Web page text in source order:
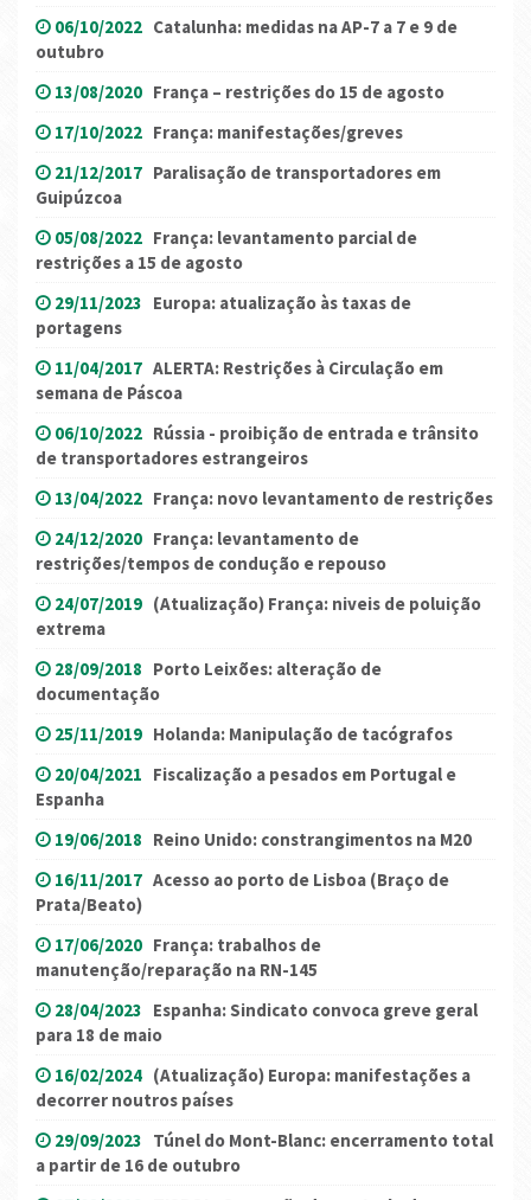
06/10/2022 Catalunha: medidas na AP-7 a 7 e 9 de
outubro
13/08/2020 França – restrições do 15 de agosto
17/10/2022 França: manifestações/greves
21/12/2017 Paralisação de transportadores em
Guipúzcoa
05/08/2022 França: levantamento parcial de
restrições a 15 de agosto
29/11/2023 Europa: atualização às taxas de
portagens
11/04/2017 ALERTA: Restrições à Circulação em
semana de Páscoa
06/10/2022 Rússia - proibição de entrada e trânsito
de transportadores estrangeiros
13/04/2022 França: novo levantamento de restrições
24/12/2020 França: levantamento de
restrições/tempos de condução e repouso
24/07/2019 (Atualização) França: niveis de poluição
extrema
28/09/2018 Porto Leixões: alteração de
documentação
25/11/2019 Holanda: Manipulação de tacógrafos
20/04/2021 Fiscalização a pesados em Portugal e
Espanha
19/06/2018 Reino Unido: constrangimentos na M20
16/11/2017 Acesso ao porto de Lisboa (Braço de
Prata/Beato)
17/06/2020 França: trabalhos de
manutenção/reparação na RN-145
28/04/2023 Espanha: Sindicato convoca greve geral
para 18 de maio
16/02/2024 (Atualização) Europa: manifestações a
decorrer noutros países
29/09/2023 Túnel do Mont-Blanc: encerramento total
a partir de 16 de outubro